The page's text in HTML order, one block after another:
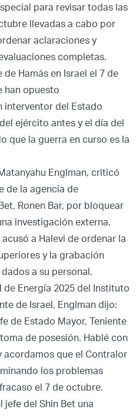
para revisar todas las
llevadas a cabo por
aclaraciones y
completas.
Hamás en Israel el 7 de
han opuesto
interventor del Estado
ejército antes y el día del
que la guerra en curso es la
Englman, criticó
de la agencia de
Ronen Bar, por bloquear
investigación externa.
a Halevi de ordenar la
y la grabación
a su personal.
de Energía 2025 del Instituto
de Israel, Englman dijo:
de Estado Mayor, Teniente
de posesión. Hablé con
acordamos que el Contralor
los problemas
el 7 de octubre.
del Shin Bet una